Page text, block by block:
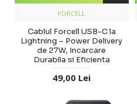
FORCELL
Cablul Forcell USB-C la
Lightning – Power Delivery
de 27W, Incarcare
Durabila si Eficienta
49,00 Lei